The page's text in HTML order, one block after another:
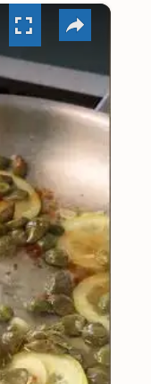
×
#shorts